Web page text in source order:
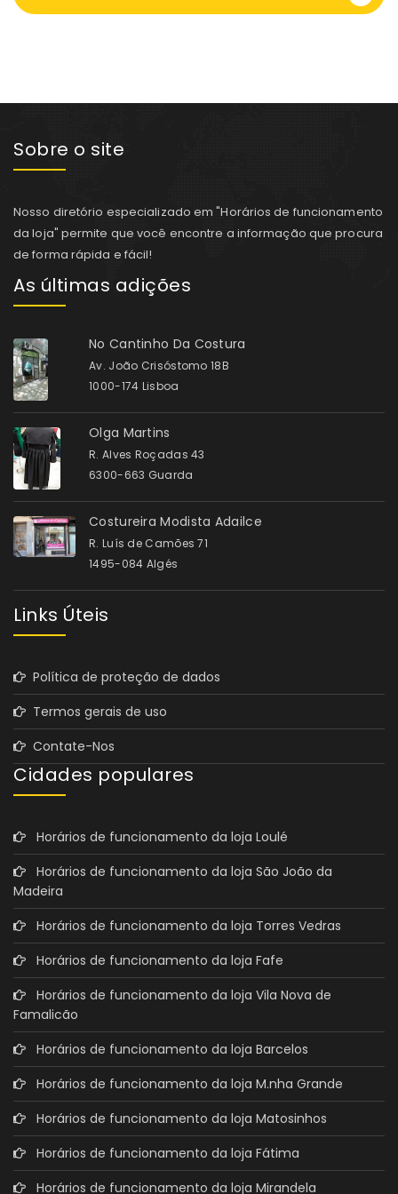
Sobre o site
Nosso diretório especializado em "Horários de funcionamento
da loja" permite que você encontre a informação que procura
de forma rápida e fácil!
As últimas adições
No Cantinho Da Costura
Av. João Crisóstomo 18B
1000-174 Lisboa
Olga Martins
R. Alves Roçadas 43
6300-663 Guarda
Costureira Modista Adailce
R. Luís de Camões 71
1495-084 Algés
Links Úteis
Política de proteção de dados
Termos gerais de uso
Contate-Nos
Cidades populares
Horários de funcionamento da loja Loulé
Horários de funcionamento da loja São João da
Madeira
Horários de funcionamento da loja Torres Vedras
Horários de funcionamento da loja Fafe
Horários de funcionamento da loja Vila Nova de
Famalicão
Horários de funcionamento da loja Barcelos
Horários de funcionamento da loja M.nha Grande
Horários de funcionamento da loja Matosinhos
Horários de funcionamento da loja Fátima
Horários de funcionamento da loja Mirandela